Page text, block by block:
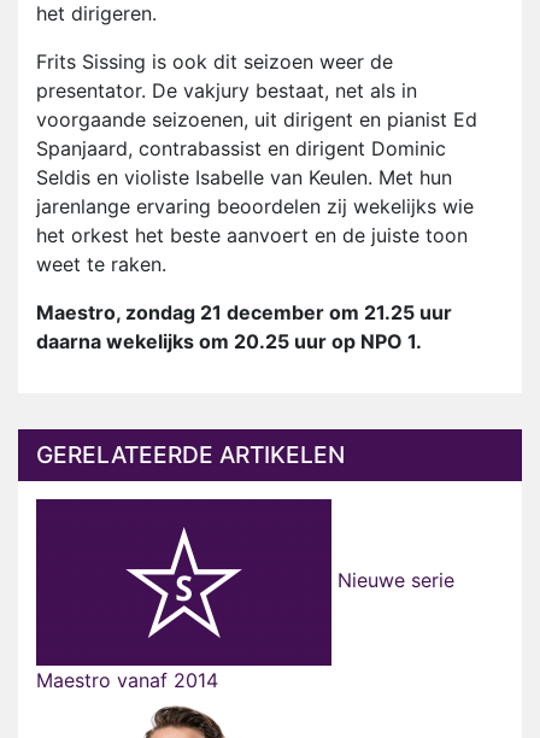
het dirigeren.
Frits Sissing is ook dit seizoen weer de
presentator. De vakjury bestaat, net als in
voorgaande seizoenen, uit dirigent en pianist Ed
Spanjaard, contrabassist en dirigent Dominic
Seldis en violiste Isabelle van Keulen. Met hun
jarenlange ervaring beoordelen zij wekelijks wie
het orkest het beste aanvoert en de juiste toon
weet te raken.
Maestro, zondag 21 december om 21.25 uur
daarna wekelijks om 20.25 uur op NPO 1.
GERELATEERDE ARTIKELEN
Nieuwe serie
Maestro vanaf 2014